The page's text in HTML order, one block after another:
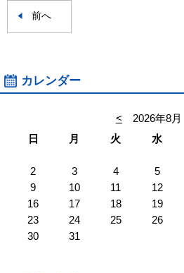
前へ
カレンダー
< 2026年8月
日
月 火 水
2
3 4 5
9
10 11 12
16
17 18 19
23
24 25 26
30
31